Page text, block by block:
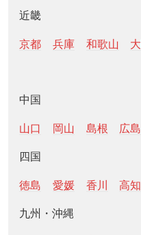
近畿
京都 兵庫 和歌山
中国
山口 岡山 島根 広島
四国
徳島 愛媛 香川 高知
九州・沖縄